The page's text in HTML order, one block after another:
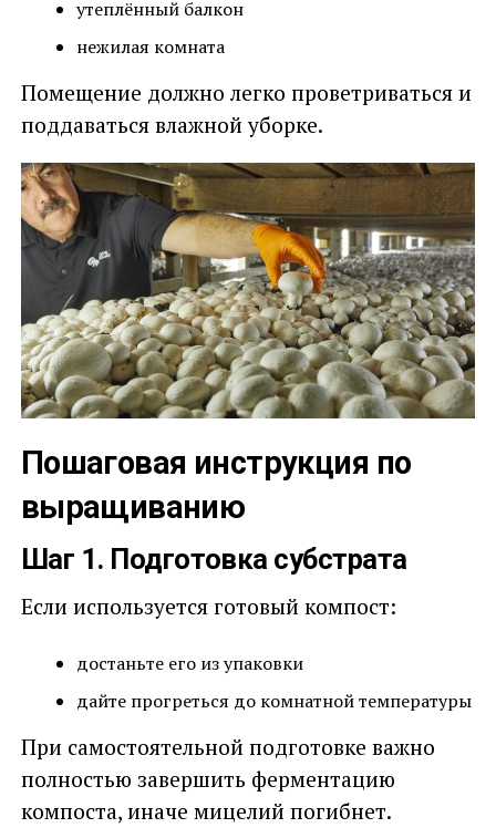
утеплённый балкон
нежилая комната
Помещение должно легко проветриваться и
поддаваться влажной уборке.
Пошаговая инструкция по
выращиванию
Шаг 1. Подготовка субстрата
Если используется готовый компост:
достаньте его из упаковки
дайте прогреться до комнатной температуры
При самостоятельной подготовке важно
полностью завершить ферментацию
компоста, иначе мицелий погибнет.